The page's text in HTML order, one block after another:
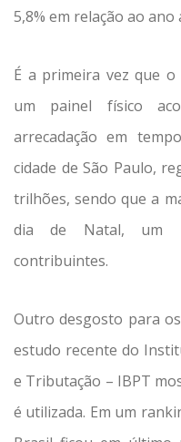
5,8% em relação ao
É a primeira vez que
um painel físico
arrecadação em
cidade de São Paulo,
trilhões, sendo que a
dia de Natal, um
contribuintes.
Outro desgosto para
estudo recente do
e Tributação – IBPT
é utilizada. Em um